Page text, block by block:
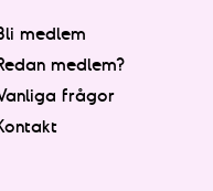
medlem
medlem?
frågor